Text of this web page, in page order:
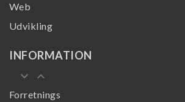
Web
Udvikling
INFORMATION
keyboard_arrow_down keyboard_arrow_up
Forretnings